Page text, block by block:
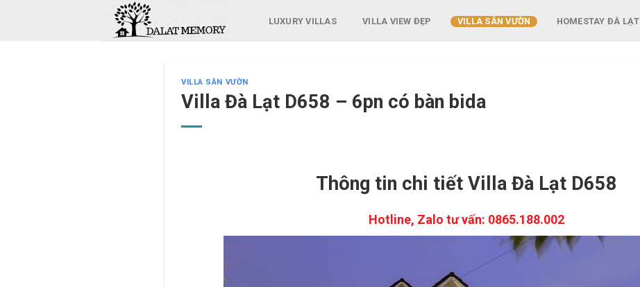
LUXURY VILLAS VILLA VIEW ĐẸP VILLA SÂN VƯỜN HOMESTAY ĐÀ LẠT
VILLA SÂN VƯỜN
Villa Đà Lạt D658 – 6pn có bàn bida
Thông tin chi tiết Villa Đà Lạt D658
Hotline, Zalo tư vấn: 0865.188.002